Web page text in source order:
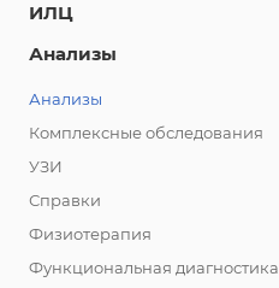
ИЛЦ
Анализы
Анализы
Комплексные обследования
УЗИ
Справки
Физиотерапия
Функциональная диагностика